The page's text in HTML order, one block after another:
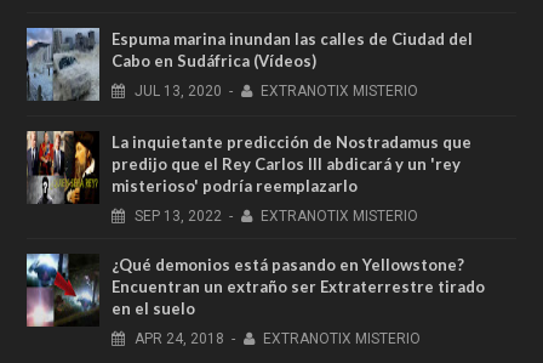
Espuma marina inundan las calles de Ciudad del
Cabo en Sudáfrica (Vídeos)
JUL 13, 2020 - EXTRANOTIX MISTERIO
La inquietante predicción de Nostradamus que
predijo que el Rey Carlos III abdicará y un 'rey
misterioso' podría reemplazarlo
SEP 13, 2022 - EXTRANOTIX MISTERIO
¿Qué demonios está pasando en Yellowstone?
Encuentran un extraño ser Extraterrestre tirado
en el suelo
APR 24, 2018 - EXTRANOTIX MISTERIO